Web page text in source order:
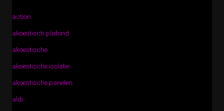
action
akoestisch plafond
akoestische
akoestische isolatie
akoestische panelen
aldi